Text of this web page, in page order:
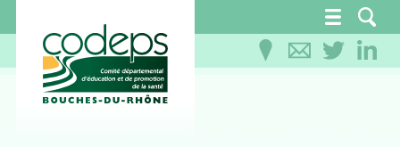
CoDEPS 13 - Comité départemental